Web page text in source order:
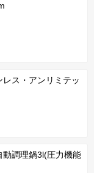
ス・アンリミテッ
動調理鍋3l(圧力機能